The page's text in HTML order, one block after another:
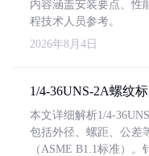
内容涵盖安装要点、性
程技术人员参考。
2026年8月4日
1/4-36UNS-2A螺纹
本文详细解析1/4-
包括外径、螺距、公差
（ASME B1.1标准）